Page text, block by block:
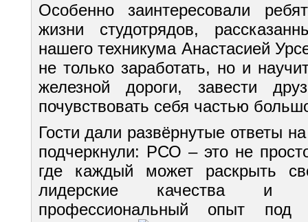
Особенно заинтересовали
жизни студотрядов,
нашего техникума Анастасией
не только заработать, но и
железной дороги, завести
почувствовать себя частью
Гости дали развёрнутые ответы
подчеркнули: РСО – это не
где каждый может раскрыть
лидерские качества и
профессиональный опыт под